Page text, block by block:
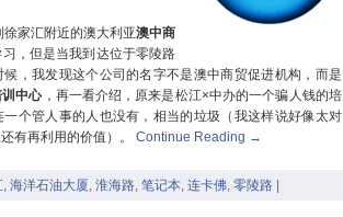
家汇附近的澳大利亚澳中商
，但是当我到达位于零陵路
，我发现这个公司的名字不是澳中商贸促进机构，而是
中心，再一看介绍，原来是松江×中办的一个骗人钱的培
个管人事的人也没有，相当的垃圾（我这样说好像太对
有再利用的价值）。
Continue Reading →
, 海洋石油大厦, 淮海路, 笔记本, 连卡佛, 零陵路 |